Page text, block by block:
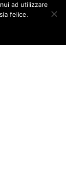
ad utilizzare
felice.